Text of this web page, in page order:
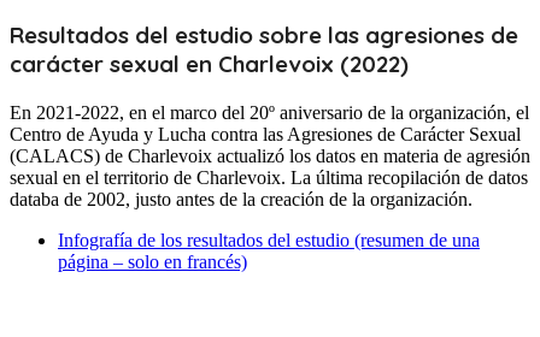
Resultados del estudio sobre las agresiones de
carácter sexual en Charlevoix (2022)
En 2021-2022, en el marco del 20º aniversario de la organización, el
Centro de Ayuda y Lucha contra las Agresiones de Carácter Sexual
(CALACS) de Charlevoix actualizó los datos en materia de agresión
sexual en el territorio de Charlevoix. La última recopilación de datos
databa de 2002, justo antes de la creación de la organización.
Infografía de los resultados del estudio (resumen de una
página – solo en francés)